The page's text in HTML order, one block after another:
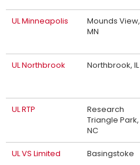
UL Minneapolis
Mounds View,
MN
UL Northbrook Northbrook, IL
UL RTP
Research
Triangle Park,
NC
UL VS Limited Basingstoke